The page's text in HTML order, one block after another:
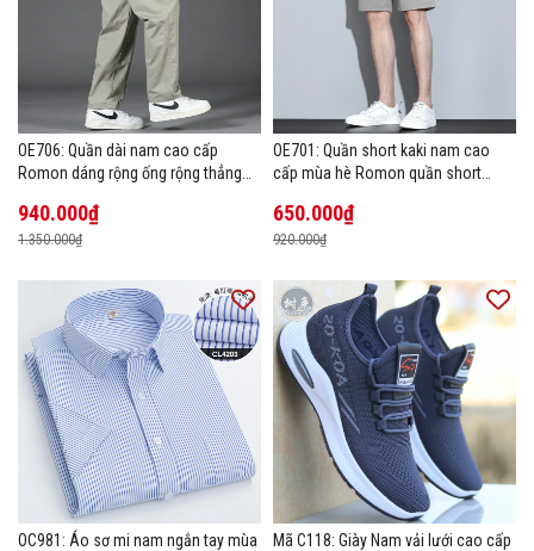
OE706: Quần dài nam cao cấp
Romon dáng rộng ống rộng thẳng
940.000₫
1.350.000₫
OE701: Quần short kaki nam cao
cấp mùa hè Romon quần short
650.000₫
920.000₫
OC981: Áo sơ mi nam ngắn tay mùa
Mã C118: Giày Nam vải lưới cao cấp